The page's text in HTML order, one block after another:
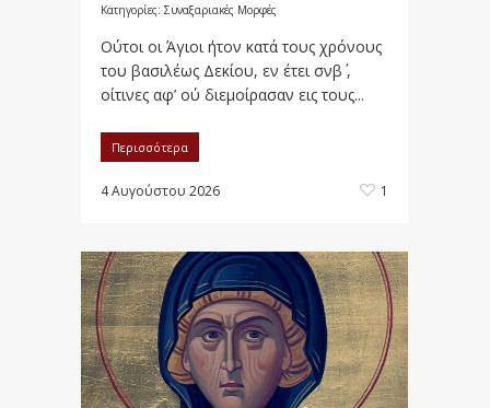
Κατηγορίες: Συναξαριακές Μορφές
Oύτοι οι Άγιοι ήτον κατά τους χρόνους
του βασιλέως Δεκίου, εν έτει σνβ΄ ,
οίτινες αφ’ ού διεμοίρασαν εις τους...
Περισσότερα
4 Αυγούστου 2026 1